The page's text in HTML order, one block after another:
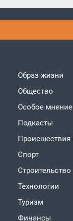
Образ жизни
Общество
Особое мнение
Подкасты
Проиcшествия
Спорт
Строительство
Технологии
Туризм
Финансы